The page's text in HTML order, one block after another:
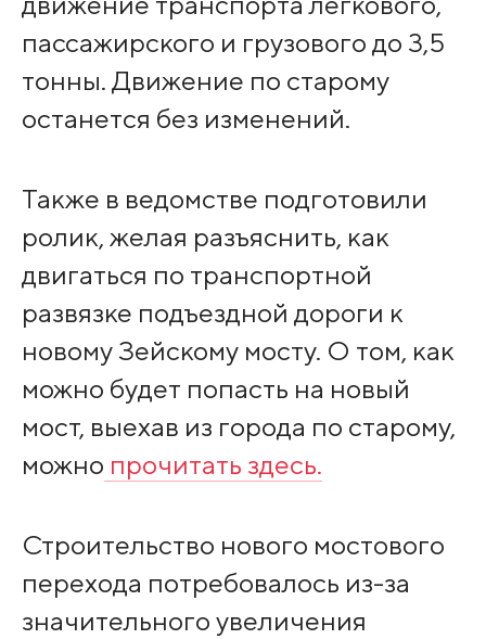
пассажирского и грузового до 3,5
тонны. Движение по старому
останется без изменений.
Также в ведомстве подготовили
ролик, желая разъяснить, как
двигаться по транспортной
развязке подъездной дороги к
новому Зейскому мосту. О том, как
можно будет попасть на новый
мост, выехав из города по старому,
можно прочитать здесь.
Строительство нового мостового
перехода потребовалось из-за
значительного увеличения